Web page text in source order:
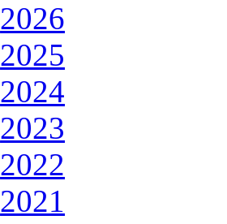
2026
2025
2024
2023
2022
2021